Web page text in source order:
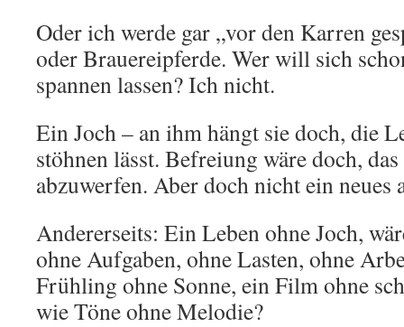
Oder ich werde gar „vor den Karren
oder Brauereipferde. Wer will sich
spannen lassen? Ich nicht.
Ein Joch – an ihm hängt sie doch, die
stöhnen lässt. Befreiung wäre doch,
abzuwerfen. Aber doch nicht ein neues
Andererseits: Ein Leben ohne Joch,
ohne Aufgaben, ohne Lasten, ohne
Frühling ohne Sonne, ein Film ohne
wie Töne ohne Melodie?